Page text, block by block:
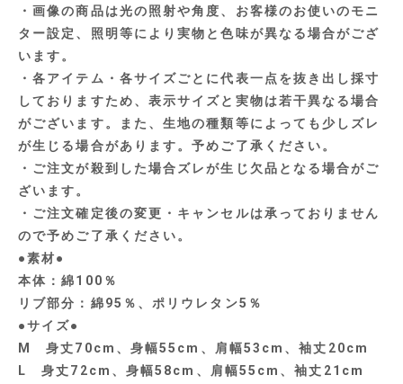
・画像の商品は光の照射や角度、お客様のお使いのモニ
ター設定、照明等により実物と色味が異なる場合がござ
います。
・各アイテム・各サイズごとに代表一点を抜き出し採寸
しておりますため、表示サイズと実物は若干異なる場合
がございます。また、生地の種類等によっても少しズレ
が生じる場合があります。予めご了承ください。
・ご注文が殺到した場合ズレが生じ欠品となる場合がご
ざいます。
・ご注文確定後の変更・キャンセルは承っておりません
ので予めご了承ください。
●素材●
本体：綿100％
リブ部分：綿95％、ポリウレタン5％
●サイズ●
M 身丈70cm、身幅55cm、肩幅53cm、袖丈20cm
L 身丈72cm、身幅58cm、肩幅55cm、袖丈21cm